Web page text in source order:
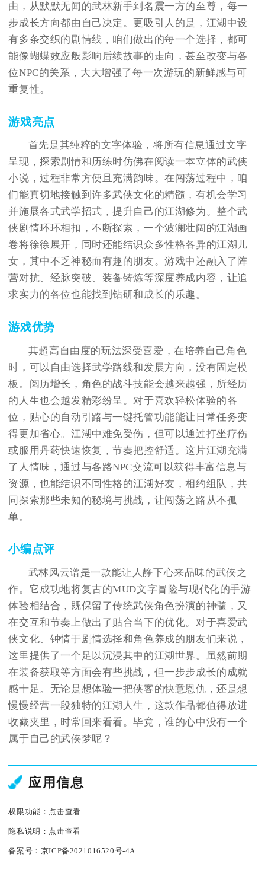
由，从默默无闻的武林新手到名震一方的至尊，每一
步成长方向都由自己决定。更吸引人的是，江湖中设
有多条交织的剧情线，咱们做出的每一个选择，都可
能像蝴蝶效应般影响后续故事的走向，甚至改变与各
位NPC的关系，大大增强了每一次游玩的新鲜感与可
重复性。
游戏亮点
首先是其纯粹的文字体验，将所有信息通过文字
呈现，探索剧情和历练时仿佛在阅读一本立体的武侠
小说，过程非常方便且充满韵味。在闯荡过程中，咱
们能真切地接触到许多武侠文化的精髓，有机会学习
并施展各式武学招式，提升自己的江湖修为。整个武
侠剧情环环相扣，不断探索，一个波澜壮阔的江湖画
卷将徐徐展开，同时还能结识众多性格各异的江湖儿
女，其中不乏神秘而有趣的朋友。游戏中还融入了阵
营对抗、经脉突破、装备铸炼等深度养成内容，让追
求实力的各位也能找到钻研和成长的乐趣。
游戏优势
其超高自由度的玩法深受喜爱，在培养自己角色
时，可以自由选择武学路线和发展方向，没有固定模
板。阅历增长，角色的战斗技能会越来越强，所经历
的人生也会越发精彩纷呈。对于喜欢轻松体验的各
位，贴心的自动引路与一键托管功能能让日常任务变
得更加省心。江湖中难免受伤，但可以通过打坐疗伤
或服用丹药快速恢复，节奏把控舒适。这片江湖充满
了人情味，通过与各路NPC交流可以获得丰富信息与
资源，也能结识不同性格的江湖好友，相约组队，共
同探索那些未知的秘境与挑战，让闯荡之路从不孤
单。
小编点评
武林风云谱是一款能让人静下心来品味的武侠之
作。它成功地将复古的MUD文字冒险与现代化的手游
体验相结合，既保留了传统武侠角色扮演的神髓，又
在交互和节奏上做出了贴合当下的优化。对于喜爱武
侠文化、钟情于剧情选择和角色养成的朋友们来说，
这里提供了一个足以沉浸其中的江湖世界。虽然前期
在装备获取等方面会有些挑战，但一步步成长的成就
感十足。无论是想体验一把侠客的快意恩仇，还是想
慢慢经营一段独特的江湖人生，这款作品都值得放进
收藏夹里，时常回来看看。毕竟，谁的心中没有一个
属于自己的武侠梦呢？
应用信息
权限功能： 点击查看
隐私说明： 点击查看
备案号： 京ICP备2021016520号-4A